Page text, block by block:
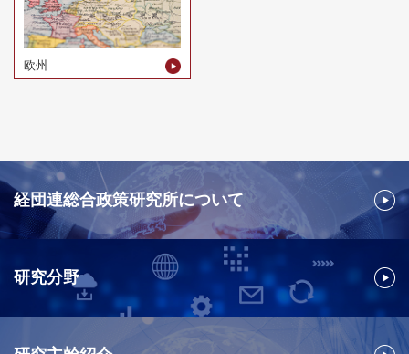
欧州
経団連総合政策研究所について
研究分野